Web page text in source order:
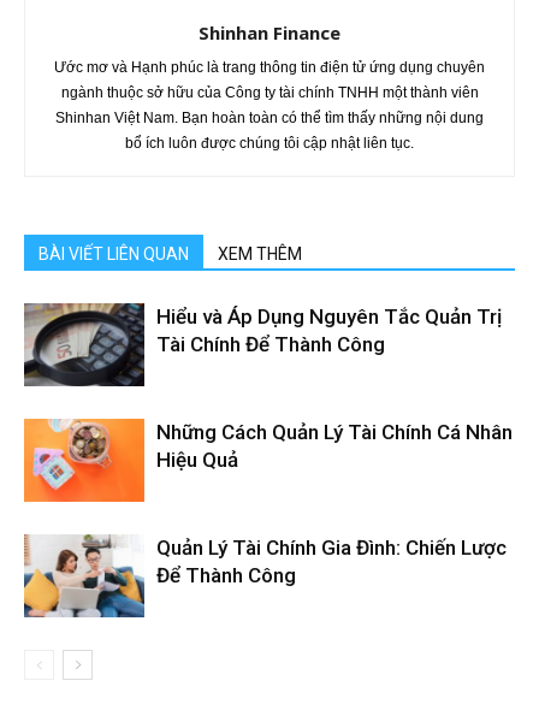
Shinhan Finance
Ước mơ và Hạnh phúc là trang thông tin điện tử ứng dụng chuyên
ngành thuộc sở hữu của Công ty tài chính TNHH một thành viên
Shinhan Việt Nam. Bạn hoàn toàn có thể tìm thấy những nội dung
bổ ích luôn được chúng tôi cập nhật liên tục.
BÀI VIẾT LIÊN QUAN XEM THÊM
Hiểu và Áp Dụng Nguyên Tắc Quản Trị
Tài Chính Để Thành Công
Những Cách Quản Lý Tài Chính Cá Nhân
Hiệu Quả
Quản Lý Tài Chính Gia Đình: Chiến Lược
Để Thành Công